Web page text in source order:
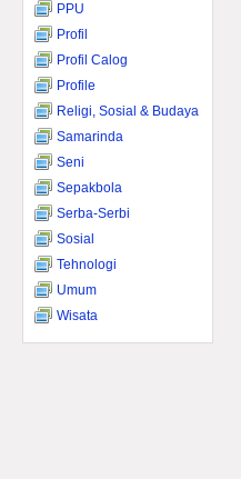
PPU
Profil
Profil Calog
Profile
Religi, Sosial & Budaya
Samarinda
Seni
Sepakbola
Serba-Serbi
Sosial
Tehnologi
Umum
Wisata